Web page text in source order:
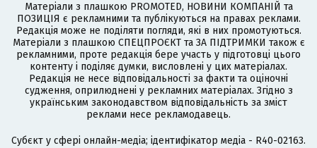
Матеріали з плашкою PROMOTED, НОВИНИ КОМПАНІЙ та
ПОЗИЦІЯ є рекламними та публікуються на правах реклами.
Редакція може не поділяти погляди, які в них промотуються.
Матеріали з плашкою СПЕЦПРОЄКТ та ЗА ПІДТРИМКИ також є
рекламними, проте редакція бере участь у підготовці цього
контенту і поділяє думки, висловлені у цих матеріалах.
Редакція не несе відповідальності за факти та оціночні
судження, оприлюднені у рекламних матеріалах. Згідно з
українським законодавством відповідальність за зміст
реклами несе рекламодавець.
Cубєкт у сфері онлайн-медіа; ідентифікатор медіа - R40-02163.